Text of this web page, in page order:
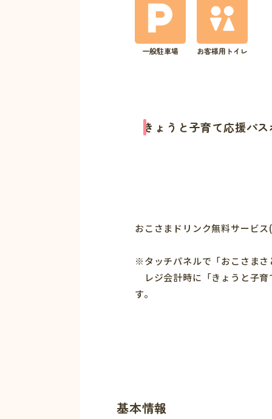
一般駐車場 お客様用トイレ
きょうと子育て応援パ
おこさまドリンク無料サービ
※タッチパネルで「おこさま
レジ会計時に「きょうと子育
す。
基本情報